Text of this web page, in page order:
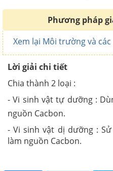
Phương pháp
Xem lại Môi trường và
Lời giải chi tiết
Chia thành 2 loại :
- Vi sinh vật tự dưỡng :
nguồn Cacbon.
- Vi sinh vật dị dưỡng :
làm nguồn Cacbon.